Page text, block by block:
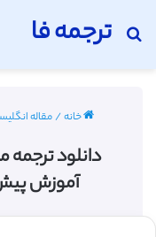
ترجمه فا
جستجو برای
خانه/مقاله انگلیسی
دانلود ترجمه
آموزش